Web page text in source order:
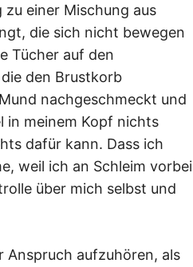
einer Mischung aus
die sich nicht bewegen
Tücher auf den
den Brustkorb
nachgeschmeckt und
in meinem Kopf nichts
dafür kann. Dass ich
weil ich an Schleim vorbei
über mich selbst und
Anspruch aufzuhören, als